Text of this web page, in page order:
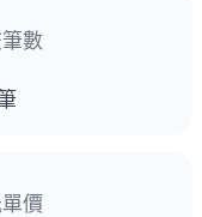
數
價